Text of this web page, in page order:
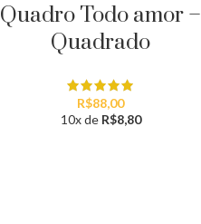
Quadro Todo amor –
Quadrado
R$88,00
10x de R$8,80